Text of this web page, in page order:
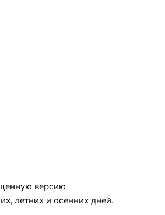
версию
летних и осенних дней.